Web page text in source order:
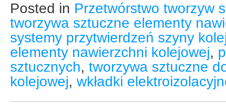
Posted in Przetwórstwo tworzyw
tworzywa sztuczne elementy
systemy przytwierdzeń szyny
elementy nawierzchni kolejowej,
sztucznych, tworzywa sztuczne
kolejowej, wkładki